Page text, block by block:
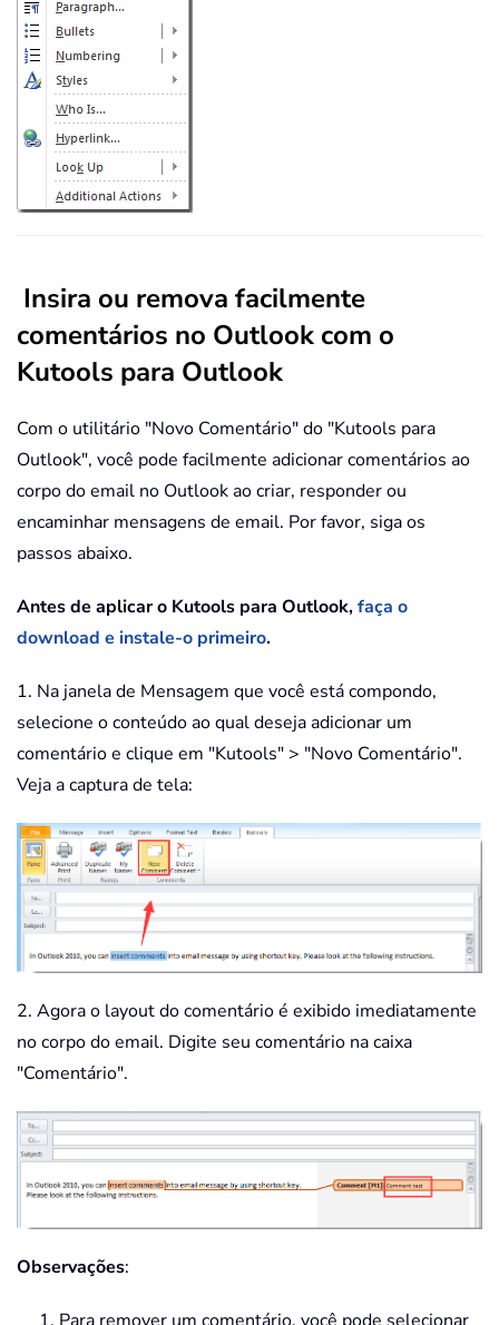
Insira ou remova facilmente
comentários no Outlook com o
Kutools para Outlook
Com o utilitário "Novo Comentário" do "Kutools para
Outlook", você pode facilmente adicionar comentários ao
corpo do email no Outlook ao criar, responder ou
encaminhar mensagens de email. Por favor, siga os
passos abaixo.
Antes de aplicar o Kutools para Outlook,faça o
download e instale-o primeiro.
1. Na janela de Mensagem que você está compondo,
selecione o conteúdo ao qual deseja adicionar um
comentário e clique em "Kutools" > "Novo Comentário".
Veja a captura de tela:
2. Agora o layout do comentário é exibido imediatamente
no corpo do email. Digite seu comentário na caixa
"Comentário".
Observações:
1. Para remover um comentário, você pode selecionar